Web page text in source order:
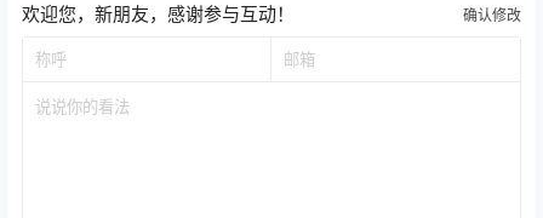
欢迎您，新朋友，感谢参与互动！ 确认修改